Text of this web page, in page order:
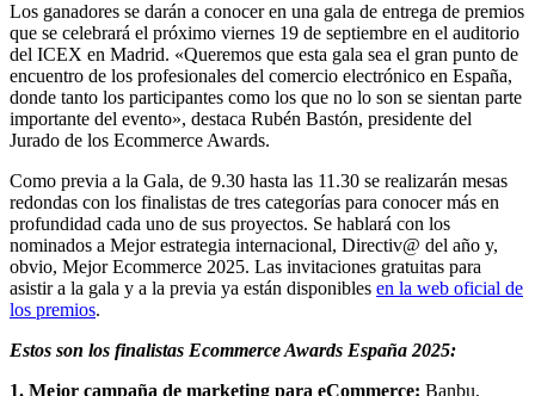
Los ganadores se darán a conocer en una gala de entrega de premios
que se celebrará el próximo viernes 19 de septiembre en el auditorio
del ICEX en Madrid. «Queremos que esta gala sea el gran punto de
encuentro de los profesionales del comercio electrónico en España,
donde tanto los participantes como los que no lo son se sientan parte
importante del evento», destaca Rubén Bastón, presidente del
Jurado de los Ecommerce Awards.
Como previa a la Gala, de 9.30 hasta las 11.30 se realizarán mesas
redondas con los finalistas de tres categorías para conocer más en
profundidad cada uno de sus proyectos. Se hablará con los
nominados a Mejor estrategia internacional, Directiv@ del año y,
obvio, Mejor Ecommerce 2025. Las invitaciones gratuitas para
asistir a la gala y a la previa ya están disponibles en la web oficial de
los premios.
Estos son los finalistas Ecommerce Awards España 2025:
1. Mejor campaña de marketing para eCommerce: Banbu,